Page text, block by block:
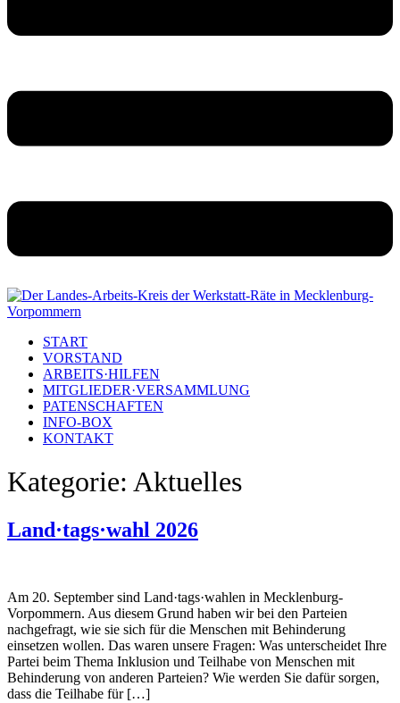
START
VORSTAND
ARBEITS·HILFEN
MITGLIEDER·VERSAMMLUNG
PATENSCHAFTEN
INFO-BOX
KONTAKT
Kategorie: Aktuelles
Land·tags·wahl 2026
Am 20. September sind Land·tags·wahlen in Mecklenburg-
Vorpommern. Aus diesem Grund haben wir bei den Parteien
nachgefragt, wie sie sich für die Menschen mit Behinderung
einsetzen wollen. Das waren unsere Fragen: Was unterscheidet Ihre
Partei beim Thema Inklusion und Teilhabe von Menschen mit
Behinderung von anderen Parteien? Wie werden Sie dafür sorgen,
dass die Teilhabe für […]